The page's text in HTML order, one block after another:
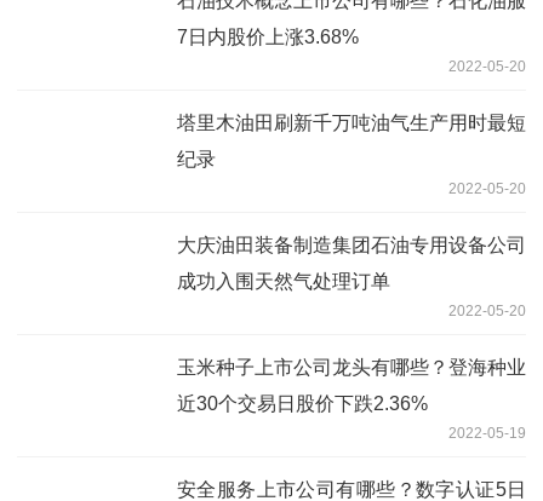
7日内股价上涨3.68%
2022-05-20
塔里木油田刷新千万吨油气生产用时最短
纪录
2022-05-20
大庆油田装备制造集团石油专用设备公司
成功入围天然气处理订单
2022-05-20
玉米种子上市公司龙头有哪些？登海种业
近30个交易日股价下跌2.36%
2022-05-19
安全服务上市公司有哪些？数字认证5日